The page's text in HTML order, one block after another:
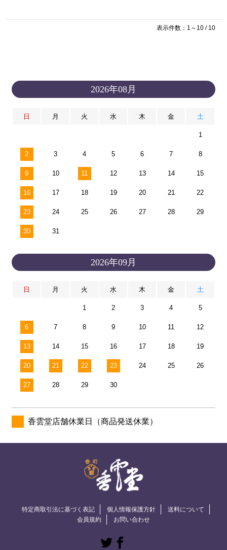
表示件数：1～10 / 10
2026年08月
日 月 火 水 木 金 土
1
2 3 4 5 6 7 8
9 10 11 12 13 14 15
16 17 18 19 20 21 22
23 24 25 26 27 28 29
30 31
2026年09月
日 月 火 水 木 金 土
1 2 3 4 5
6 7 8 9 10 11 12
13 14 15 16 17 18 19
20 21 22 23 24 25 26
27 28 29 30
香雲堂店舗休業日（商品発送休業）
特定商取引法に基づく表記 個人情報保護方針
送料について
会員規約
お問い合わせ